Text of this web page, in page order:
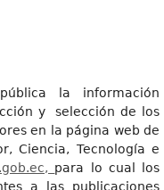
la información
y selección de los
en la página web de
Ciencia, Tecnología e
para lo cual los
a las publicaciones